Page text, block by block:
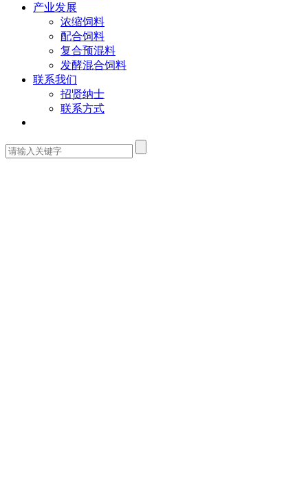
产业发展
浓缩饲料
配合饲料
复合预混料
发酵混合饲料
联系我们
招贤纳士
联系方式